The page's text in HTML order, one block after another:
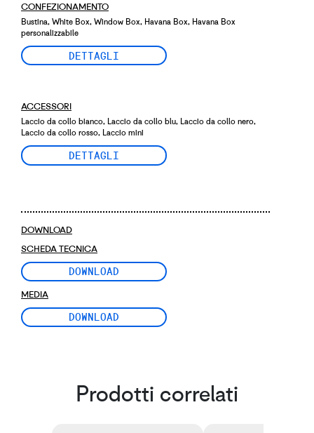
CONFEZIONAMENTO
Bustina, White Box, Window Box, Havana Box, Havana Box
personalizzabile
DETTAGLI
ACCESSORI
Laccio da collo bianco, Laccio da collo blu, Laccio da collo nero,
Laccio da collo rosso, Laccio mini
DETTAGLI
DOWNLOAD
SCHEDA TECNICA
DOWNLOAD
MEDIA
DOWNLOAD
Prodotti correlati